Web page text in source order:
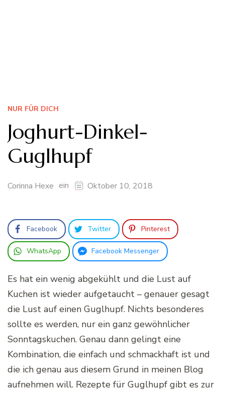
NUR FÜR DICH
Joghurt-Dinkel-
Guglhupf
Corinna Hexe ein Oktober 10, 2018
Facebook Twitter Pinterest
WhatsApp Facebook Messenger
Es hat ein wenig abgekühlt und die Lust auf
Kuchen ist wieder aufgetaucht – genauer gesagt
die Lust auf einen Guglhupf. Nichts besonderes
sollte es werden, nur ein ganz gewöhnlicher
Sonntagskuchen. Genau dann gelingt eine
Kombination, die einfach und schmackhaft ist und
die ich genau aus diesem Grund in meinen Blog
aufnehmen will. Rezepte für Guglhupf gibt es zur